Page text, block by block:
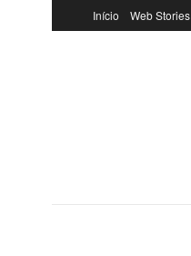
Início Web Stories